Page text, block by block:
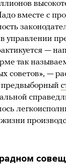
вместе с
управлении
—
так
советов», —
предвыборный